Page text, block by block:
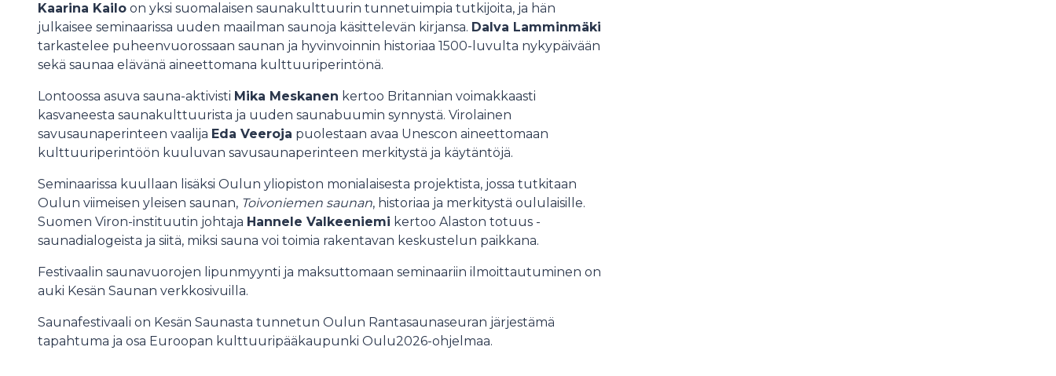
Kaarina Kailo on yksi suomalaisen saunakulttuurin tunnetuimpia tutkijoita, ja hän
julkaisee seminaarissa uuden maailman saunoja käsittelevän kirjansa. Dalva Lamminmäki
tarkastelee puheenvuorossaan saunan ja hyvinvoinnin historiaa 1500-luvulta nykypäivään
sekä saunaa elävänä aineettomana kulttuuriperintönä.
Lontoossa asuva sauna-aktivisti Mika Meskanen kertoo Britannian voimakkaasti
kasvaneesta saunakulttuurista ja uuden saunabuumin synnystä. Virolainen
savusaunaperinteen vaalija Eda Veeroja puolestaan avaa Unescon aineettomaan
kulttuuriperintöön kuuluvan savusaunaperinteen merkitystä ja käytäntöjä.
Seminaarissa kuullaan lisäksi Oulun yliopiston monialaisesta projektista, jossa tutkitaan
Oulun viimeisen yleisen saunan, Toivoniemen saunan, historiaa ja merkitystä oululaisille.
Suomen Viron-instituutin johtaja Hannele Valkeeniemi kertoo Alaston totuus -
saunadialogeista ja siitä, miksi sauna voi toimia rakentavan keskustelun paikkana.
Festivaalin saunavuorojen lipunmyynti ja maksuttomaan seminaariin ilmoittautuminen on
auki Kesän Saunan verkkosivuilla.
Saunafestivaali on Kesän Saunasta tunnetun Oulun Rantasaunaseuran järjestämä
tapahtuma ja osa Euroopan kulttuuripääkaupunki Oulu2026-ohjelmaa.